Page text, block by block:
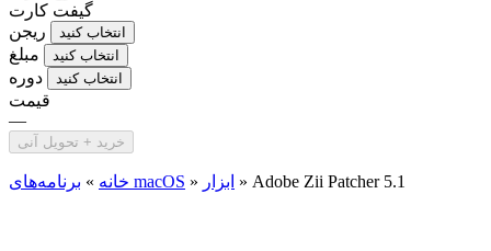
گیفت کارت
ریجن
انتخاب کنید
مبلغ انتخاب کنید
دوره انتخاب کنید
قیمت
—
خرید + تحویل آنی
خانه » برنامه‌های macOS » ابزار » Adobe Zii Patcher 5.1